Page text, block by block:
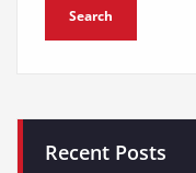
Recent Posts